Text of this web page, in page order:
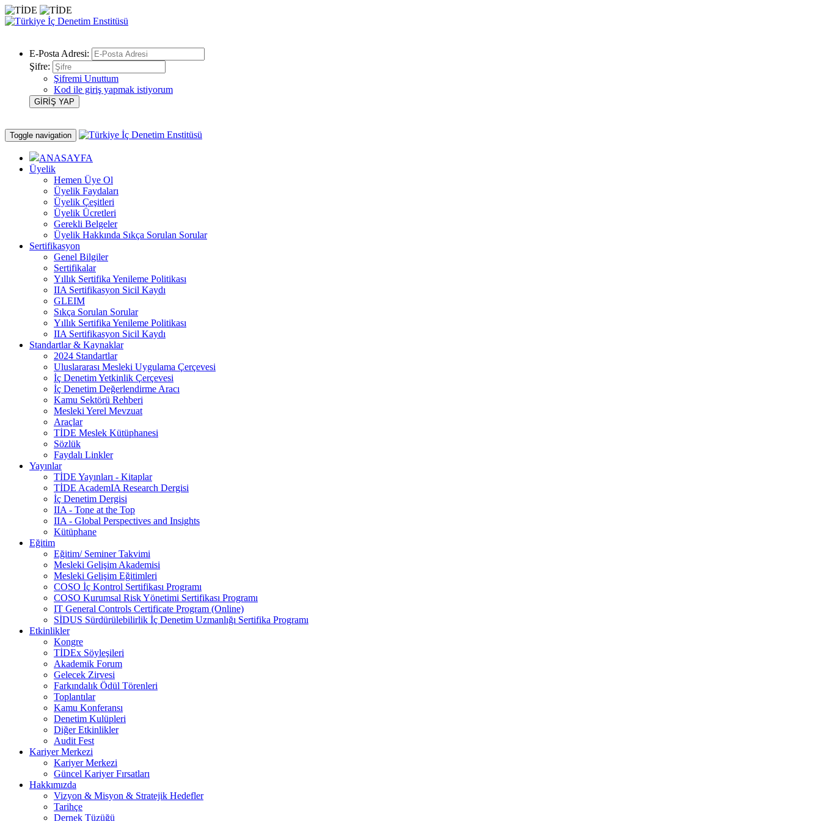
E-Posta Adresi:
Şifre:
Şifremi Unuttum
Kod ile giriş yapmak istiyorum
Toggle navigation
ANASAYFA
Üyelik
Hemen Üye Ol
Üyelik Faydaları
Üyelik Çeşitleri
Üyelik Ücretleri
Gerekli Belgeler
Üyelik Hakkında Sıkça Sorulan Sorular
Sertifikasyon
Genel Bilgiler
Sertifikalar
Yıllık Sertifika Yenileme Politikası
IIA Sertifikasyon Sicil Kaydı
GLEIM
Sıkça Sorulan Sorular
Yıllık Sertifika Yenileme Politikası
IIA Sertifikasyon Sicil Kaydı
Standartlar & Kaynaklar
2024 Standartlar
Uluslararası Mesleki Uygulama Çerçevesi
İç Denetim Yetkinlik Çerçevesi
İç Denetim Değerlendirme Aracı
Kamu Sektörü Rehberi
Mesleki Yerel Mevzuat
Araçlar
TİDE Meslek Kütüphanesi
Sözlük
Faydalı Linkler
Yayınlar
TİDE Yayınları - Kitaplar
TİDE AcademIA Research Dergisi
İç Denetim Dergisi
IIA - Tone at the Top
IIA - Global Perspectives and Insights
Kütüphane
Eğitim
Eğitim/ Seminer Takvimi
Mesleki Gelişim Akademisi
Mesleki Gelişim Eğitimleri
COSO İç Kontrol Sertifikası Programı
COSO Kurumsal Risk Yönetimi Sertifikası Programı
IT General Controls Certificate Program (Online)
SİDUS Sürdürülebilirlik İç Denetim Uzmanlığı Sertifika Programı
Etkinlikler
Kongre
TİDEx Söyleşileri
Akademik Forum
Gelecek Zirvesi
Farkındalık Ödül Törenleri
Toplantılar
Kamu Konferansı
Denetim Kulüpleri
Diğer Etkinlikler
Audit Fest
Kariyer Merkezi
Kariyer Merkezi
Güncel Kariyer Fırsatları
Hakkımızda
Vizyon & Misyon & Stratejik Hedefler
Tarihçe
Dernek Tüzüğü